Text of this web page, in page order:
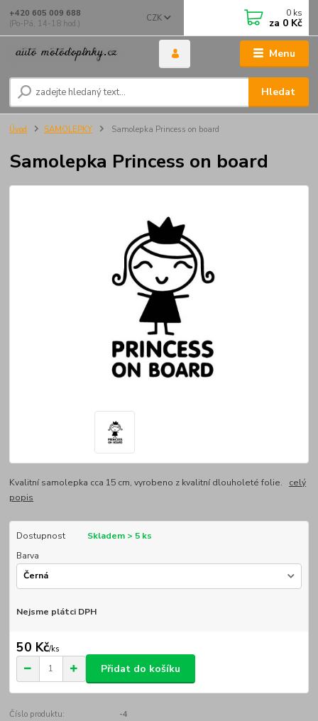
Menu
CZK
Hledat
+420 605 009 688
(Po-Pá, 14-18 hod.)
0 ks
za 0 Kč
Úvod SAMOLEPKY Samolepka Princess on board
Samolepka Princess on board
Kvalitní samolepka cca 15 cm, vyrobeno z kvalitní dlouholeté folie. celý
popis
Dostupnost
Skladem > 5 ks
Barva
Nejsme plátci DPH
50 Kč/ks
Přidat do košíku
Číslo produktu: -4